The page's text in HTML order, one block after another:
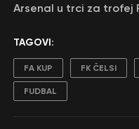
Arsenal u trci za trofej
TAGOVI:
FA KUP FK ČELSI
FUDBAL